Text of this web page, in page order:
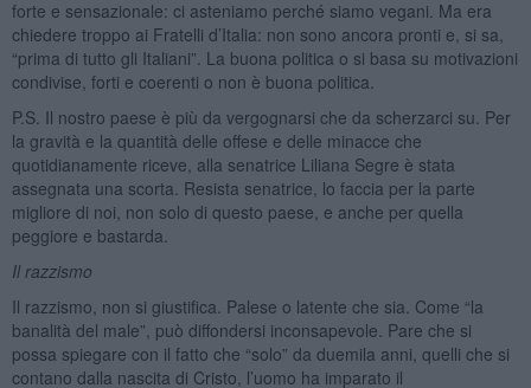
forte e sensazionale: ci asteniamo perché siamo vegani. Ma era
chiedere troppo ai Fratelli d’Italia: non sono ancora pronti e, si sa,
“prima di tutto gli Italiani”. La buona politica o si basa su motivazioni
condivise, forti e coerenti o non è buona politica.
P.S. Il nostro paese è più da vergognarsi che da scherzarci su. Per
la gravità e la quantità delle offese e delle minacce che
quotidianamente riceve, alla senatrice Liliana Segre è stata
assegnata una scorta. Resista senatrice, lo faccia per la parte
migliore di noi, non solo di questo paese, e anche per quella
peggiore e bastarda.
Il razzismo
Il razzismo, non si giustifica. Palese o latente che sia. Come “la
banalità del male”, può diffondersi inconsapevole. Pare che si
possa spiegare con il fatto che “solo” da duemila anni, quelli che si
contano dalla nascita di Cristo, l’uomo ha imparato il